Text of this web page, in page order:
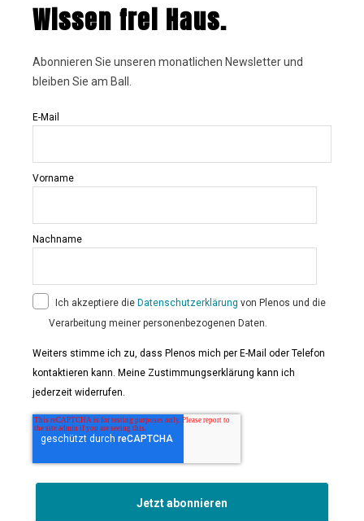
Wissen frei Haus.
Abonnieren Sie unseren monatlichen Newsletter und
bleiben Sie am Ball.
E-Mail
Vorname
Nachname
Ich akzeptiere die Datenschutzerklärung von Plenos und die
Verarbeitung meiner personenbezogenen Daten.
Weiters stimme ich zu, dass Plenos mich per E-Mail oder Telefon
kontaktieren kann. Meine Zustimmungserklärung kann ich
jederzeit widerrufen.